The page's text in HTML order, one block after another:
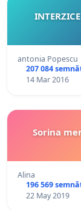
antonia Popescu
207 084
14 Mar 2016
Sorina
Alina
196 569
22 May 2019